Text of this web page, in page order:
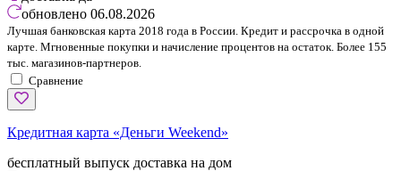
обновлено 06.08.2026
Лучшая банковская карта 2018 года в России. Кредит и рассрочка в одной
карте. Мгновенные покупки и начисление процентов на остаток. Более 155
тыс. магазинов-партнеров.
Сравнение
Кредитная карта «Деньги Weekend»
бесплатный выпуск доставка на дом